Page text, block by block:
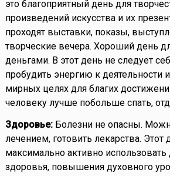
это благоприятный день для
произведений искусства и их
проходят выставки, показы,
творческие вечера. Хороший день
деньгами. В этот день не следует
пробудить энергию к деятельности
мирных целях для благих
человеку лучше побольше спать,
Здоровье:Болезни не опасны.
лечением, готовить лекарства. Этот
максимально активно использовать
здоровья, повышения духовного